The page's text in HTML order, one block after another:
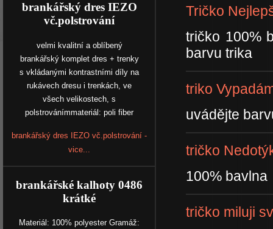
brankářský dres IEZO
vč.polstrování
velmi kvalitní a oblíbený
brankářský komplet dres + trenky
s vkládanými kontrastními díly na
rukávech dresu i trenkách, ve
všech velikostech, s
polstrovánímmateriál: poli fiber
brankářský dres IEZO vč.polstrování -
vice...
brankářské kalhoty 0486
krátké
Materiál: 100% polyester Gramáž:
Tričko
tričko 100%
barvu trika
triko
uvádějte
tričko
100% bavlna
tričko miluji